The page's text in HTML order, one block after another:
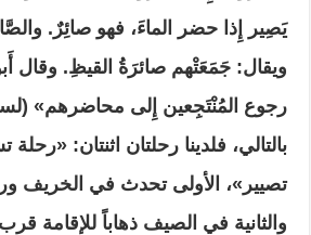
يَصِير إِذا حضر الماءَ، فهو صائِرٌ.
ويقال: جَمَعَتْهم صائرَةُ القيظِ. وقال
رجوع المُنْتَجِعين إِلى محاضرهم»
بالتالي، فلدينا رحلتان اثنتان:
تصيير»، الأولى تحدث في الخريف
والثانية في الصيف ذهاباً للإقامة قرب